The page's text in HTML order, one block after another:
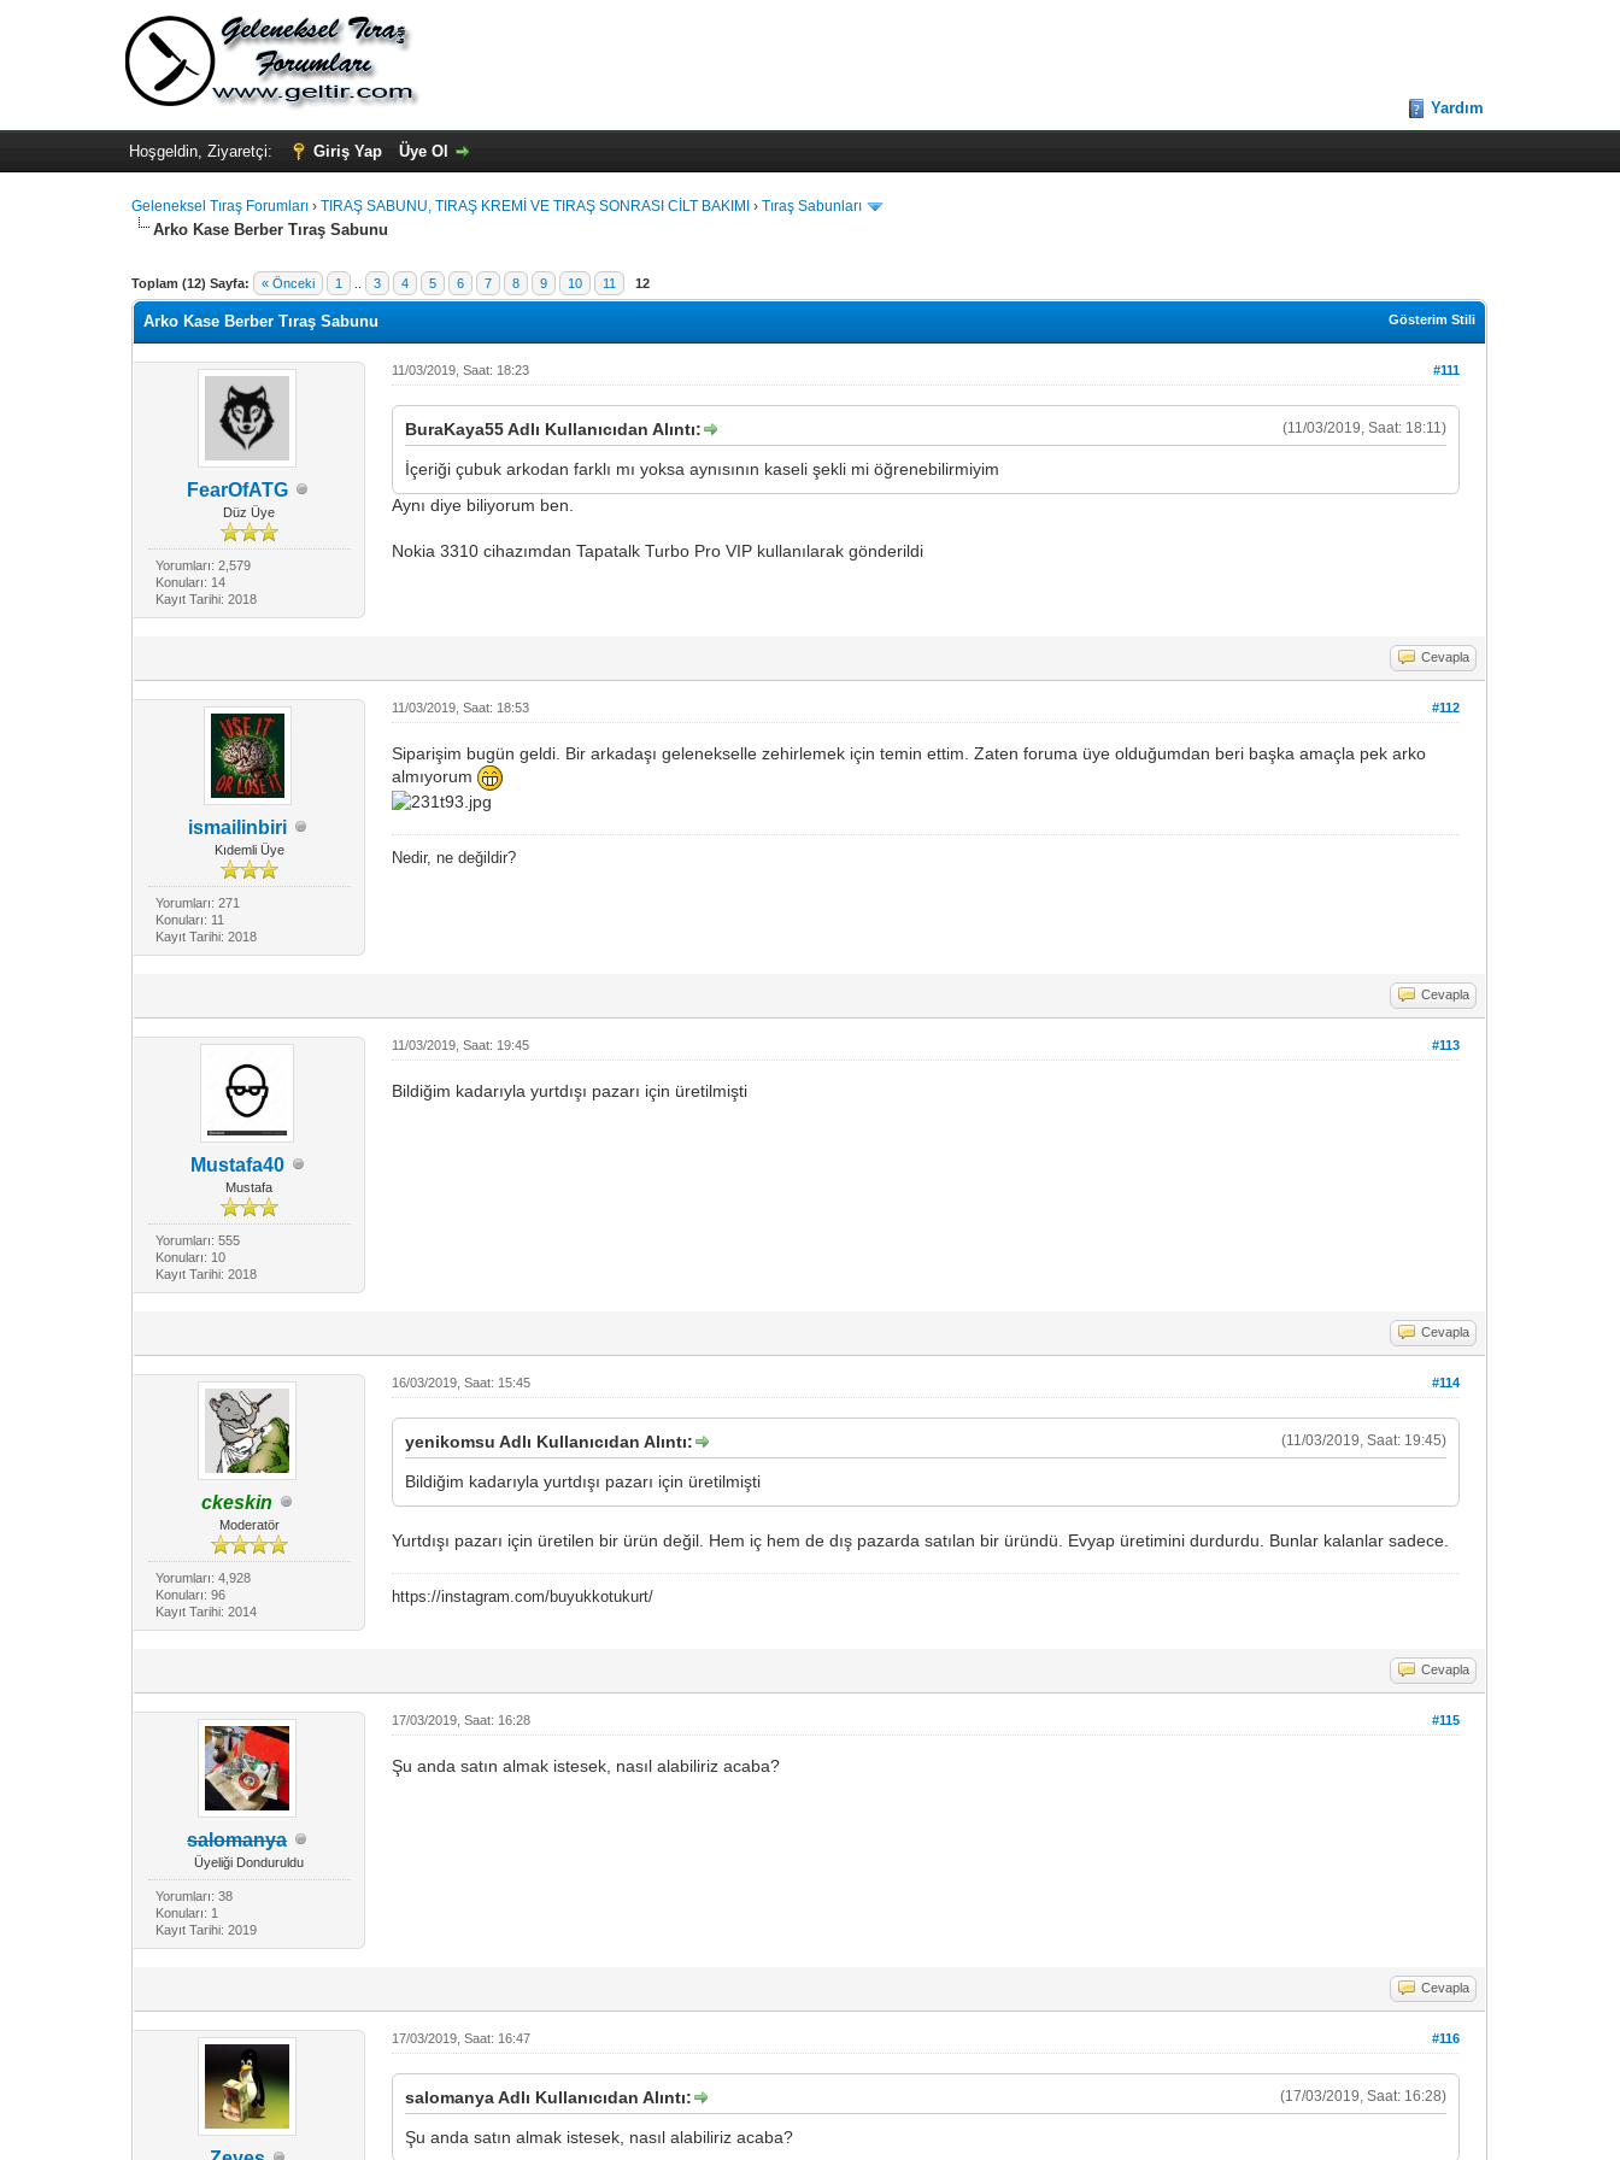
Yardım
Hoşgeldin, Ziyaretçi: Giriş Yap Üye Ol
Geleneksel Tıraş Forumları ›TIRAŞ SABUNU, TIRAŞ KREMİ VE TIRAŞ SONRASI CİLT BAKIMI ›Tıraş Sabunları
Arko Kase Berber Tıraş Sabunu
Toplam (12) Sayfa: « Önceki 1 3 4 5 6 7 8 9 10 11 12
Gösterim Stili
Arko Kase Berber Tıraş Sabunu
FearOfATG
Düz Üye
Yorumları: 2,579
Konuları: 14
Kayıt Tarihi: 2018
#111
11/03/2019, Saat: 18:23
(11/03/2019, Saat: 18:11)
BuraKaya55 Adlı Kullanıcıdan Alıntı:
İçeriği çubuk arkodan farklı mı yoksa aynısının kaseli şekli mi öğrenebilirmiyim
Aynı diye biliyorum ben.
Nokia 3310 cihazımdan Tapatalk Turbo Pro VIP kullanılarak gönderildi
Cevapla
ismailinbiri
Kıdemli Üye
Yorumları: 271
Konuları: 11
Kayıt Tarihi: 2018
#112
11/03/2019, Saat: 18:53
Siparişim bugün geldi. Bir arkadaşı gelenekselle zehirlemek için temin ettim. Zaten foruma üye olduğumdan beri başka amaçla pek arko
almıyorum
Nedir, ne değildir?
Cevapla
Mustafa40
Mustafa
Yorumları: 555
Konuları: 10
Kayıt Tarihi: 2018
#113
11/03/2019, Saat: 19:45
Bildiğim kadarıyla yurtdışı pazarı için üretilmişti
Cevapla
ckeskin
Moderatör
Yorumları: 4,928
Konuları: 96
Kayıt Tarihi: 2014
#114
16/03/2019, Saat: 15:45
(11/03/2019, Saat: 19:45)
yenikomsu Adlı Kullanıcıdan Alıntı:
Bildiğim kadarıyla yurtdışı pazarı için üretilmişti
Yurtdışı pazarı için üretilen bir ürün değil. Hem iç hem de dış pazarda satılan bir üründü. Evyap üretimini durdurdu. Bunlar kalanlar sadece.
https://instagram.com/buyukkotukurt/
Cevapla
salomanya
Üyeliği Donduruldu
Yorumları: 38
Konuları: 1
Kayıt Tarihi: 2019
#115
17/03/2019, Saat: 16:28
Şu anda satın almak istesek, nasıl alabiliriz acaba?
Cevapla
#116
17/03/2019, Saat: 16:47
(17/03/2019, Saat: 16:28)
salomanya Adlı Kullanıcıdan Alıntı:
Şu anda satın almak istesek, nasıl alabiliriz acaba?